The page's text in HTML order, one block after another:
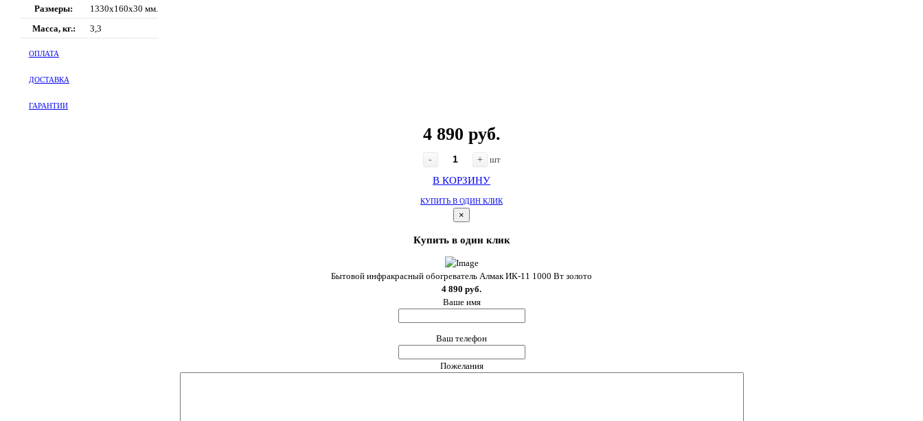
Размеры:
1330x160x30 мм.
Масса, кг.:
3,3
ОПЛАТА
ДОСТАВКА
ГАРАНТИИ
4 890 руб.
- + шт
В КОРЗИНУ
КУПИТЬ В ОДИН КЛИК
×
Купить в один клик
Бытовой инфракрасный обогреватель Алмак ИК-11 1000 Вт золото
4 890 руб.
Ваше имя
Ваш телефон
Пожелания